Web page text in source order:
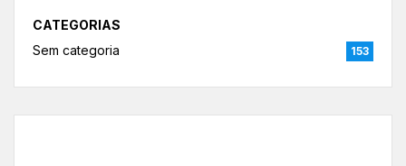
CATEGORIAS
Sem categoria
153